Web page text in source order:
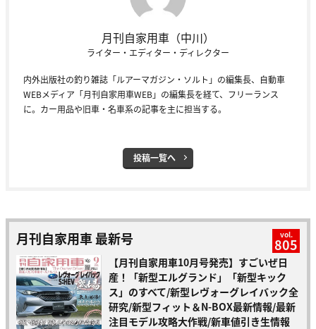
月刊自家用車（中川）
ライター・エディター・ディレクター
内外出版社の釣り雑誌「ルアーマガジン・ソルト」の編集長、自動車
WEBメディア「月刊自家用車WEB」の編集長を経て、フリーランス
に。カー用品や旧車・名車系の記事を主に担当する。
投稿一覧へ
月刊自家用車 最新号 vol.
805
【月刊自家用車10月号発売】すごいぜ日
産！「新型エルグランド」「新型キック
ス」のすべて/新型レヴォーグレイバック全
研究/新型フィット＆N-BOX最新情報/最新
注目モデル攻略大作戦/新車値引き生情報